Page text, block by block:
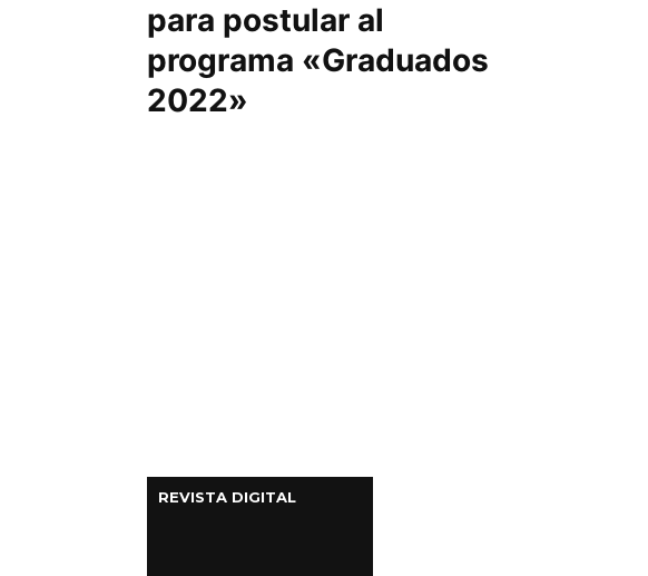
Columnas de Opinión
para postular al
programa «Graduados
2022»
REVISTA DIGITAL